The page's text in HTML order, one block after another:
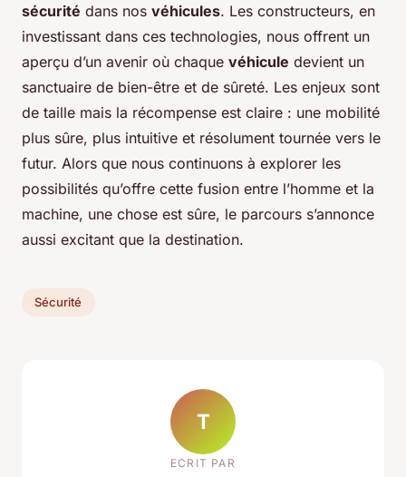
sécurité dans nos véhicules. Les constructeurs, en
investissant dans ces technologies, nous offrent un
aperçu d’un avenir où chaque véhicule devient un
sanctuaire de bien-être et de sûreté. Les enjeux sont
de taille mais la récompense est claire : une mobilité
plus sûre, plus intuitive et résolument tournée vers le
futur. Alors que nous continuons à explorer les
possibilités qu’offre cette fusion entre l’homme et la
machine, une chose est sûre, le parcours s’annonce
aussi excitant que la destination.
Sécurité
T
ECRIT PAR